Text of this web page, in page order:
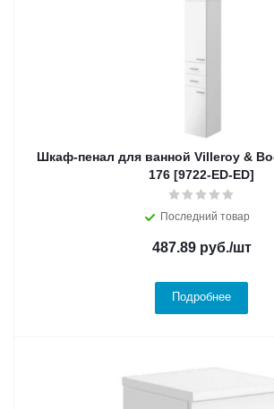
Шкаф-пенал для ванной Villeroy &
176 [9722-ED-ED]
Последний товар
487.89руб./шт
Подробнее